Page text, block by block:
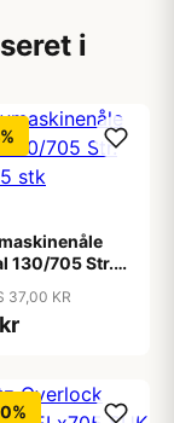
i
130/705 Str.
37,00 KR